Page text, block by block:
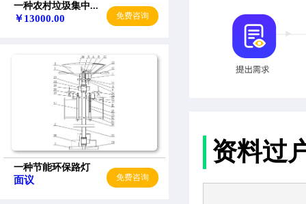
一种农村垃圾集中...
￥13000.00 免费咨询
一种节能环保路灯
面议 免费咨询
资料过